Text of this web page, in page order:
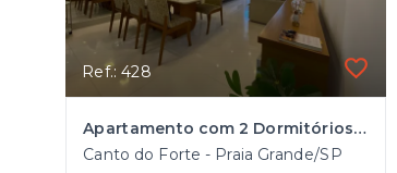
Ref.: 428
Apartamento com 2 Dormitórios no Canto do Forte em Praia Grande Mobiliado e Decorado
Canto do Forte - Praia Grande/SP